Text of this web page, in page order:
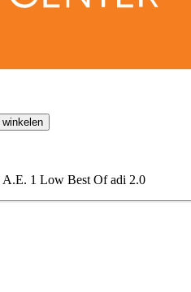
winkelen
A.E. 1 Low Best Of adi 2.0